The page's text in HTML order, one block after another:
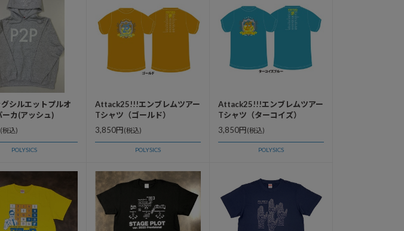
シルエットプルオ
ーカ(アッシュ)
(税込)
POLYSICS
Attack25!!!エンブレムツアー
Tシャツ（ゴールド）
3,850円(税込)
POLYSICS
Attack25!!!エンブレムツアー
Tシャツ（ターコイズ）
3,850円(税込)
POLYSICS